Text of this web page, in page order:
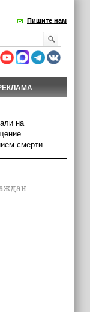
Пишите нам
на
смерти